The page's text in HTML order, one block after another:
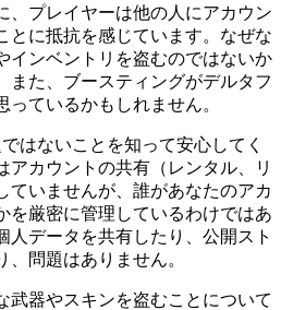
、プレイヤーは他の人にアカウン
とに抵抗を感じています。なぜな
インベントリを盗むのではないか
また、ブースティングがデルタフ
っているかもしれません。
はないことを知って安心してく
アカウントの共有（レンタル、リ
ていませんが、誰があなたのアカ
を厳密に管理しているわけではあ
人データを共有したり、公開スト
、問題はありません。
武器やスキンを盗むことについて